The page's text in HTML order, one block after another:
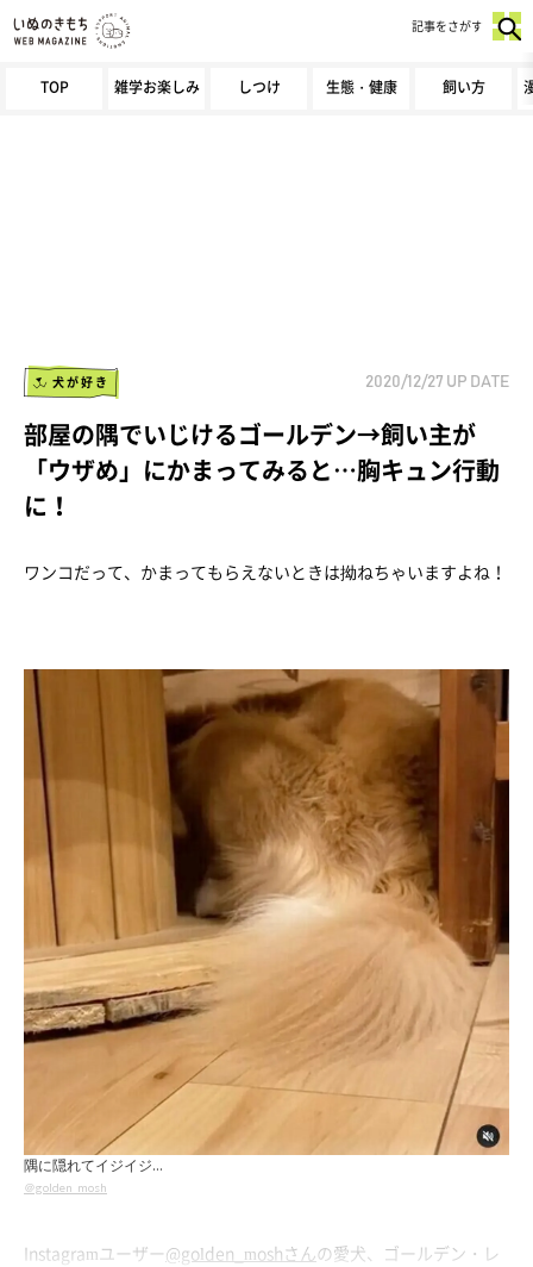
TOP 雑学お楽しみ しつけ 生態・健康 飼い方
記事をさがす
犬が好き 2020/12/27 UP DATE
部屋の隅でいじけるゴールデン→飼い主が
「ウザめ」にかまってみると…胸キュン行動
に！
ワンコだって、かまってもらえないときは拗ねちゃいますよね！
隅に隠れてイジイジ…
＠golden_mosh
Instagramユーザー@golden_moshさんの愛犬、ゴールデン・レ